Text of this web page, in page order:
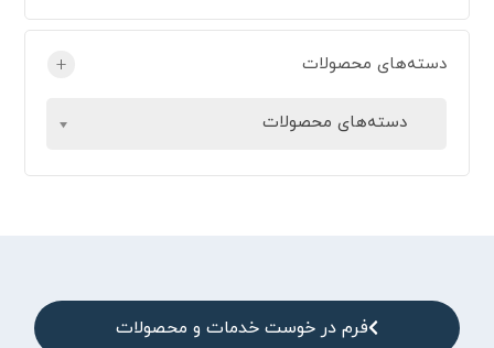
دسته‌های محصولات +
دسته‌های محصولات
فرم در خوست خدمات و محصولات